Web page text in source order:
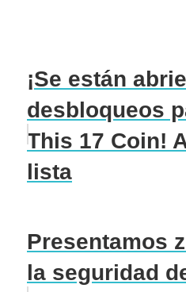
¡Se están
desbloqueos
This 17 Coin!
lista
Presentamos
la seguridad